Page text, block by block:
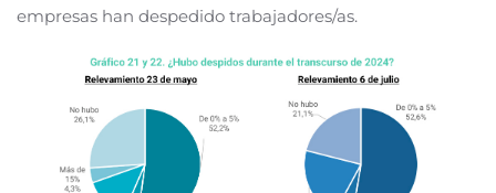
empresas han despedido trabajadores/as.